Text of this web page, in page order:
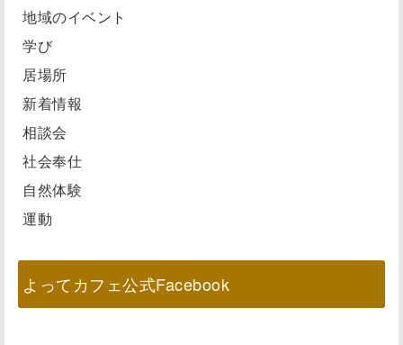
地域のイベント
学び
居場所
新着情報
相談会
社会奉仕
自然体験
運動
よってカフェ公式Facebook